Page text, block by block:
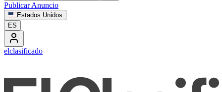
Publicar Anuncio
Estados Unidos
ES
elclasificado